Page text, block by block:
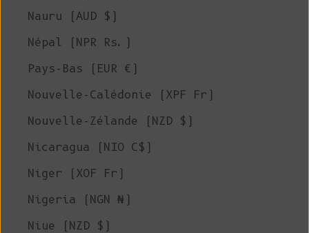
Nauru (AUD $)
Népal (NPR Rs.)
Pays-Bas (EUR €)
Nouvelle-Calédonie (XPF Fr)
Nouvelle-Zélande (NZD $)
Nicaragua (NIO C$)
Niger (XOF Fr)
Nigeria (NGN ₦)
Niue (NZD $)